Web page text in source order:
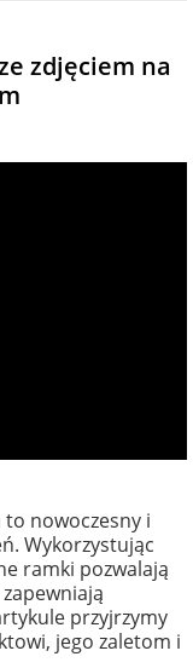
zdjęciem na
to nowoczesny i
Wykorzystując
ramki pozwalają
przyjrzymy
jego zaletom i